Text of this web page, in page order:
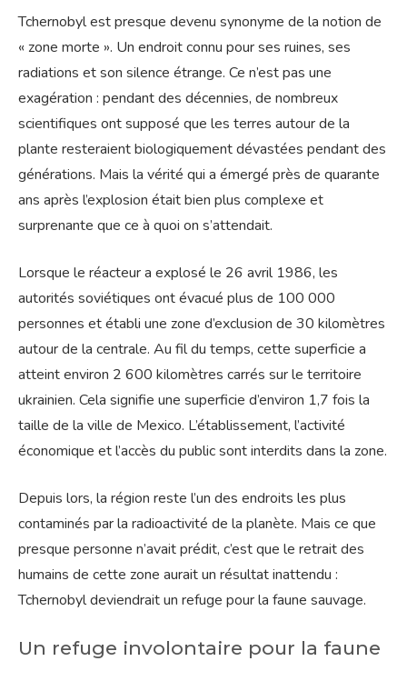
Tchernobyl est presque devenu synonyme de la notion de
« zone morte ». Un endroit connu pour ses ruines, ses
radiations et son silence étrange. Ce n’est pas une
exagération : pendant des décennies, de nombreux
scientifiques ont supposé que les terres autour de la
plante resteraient biologiquement dévastées pendant des
générations. Mais la vérité qui a émergé près de quarante
ans après l’explosion était bien plus complexe et
surprenante que ce à quoi on s’attendait.
Lorsque le réacteur a explosé le 26 avril 1986, les
autorités soviétiques ont évacué plus de 100 000
personnes et établi une zone d’exclusion de 30 kilomètres
autour de la centrale. Au fil du temps, cette superficie a
atteint environ 2 600 kilomètres carrés sur le territoire
ukrainien. Cela signifie une superficie d’environ 1,7 fois la
taille de la ville de Mexico. L’établissement, l’activité
économique et l’accès du public sont interdits dans la zone.
Depuis lors, la région reste l’un des endroits les plus
contaminés par la radioactivité de la planète. Mais ce que
presque personne n’avait prédit, c’est que le retrait des
humains de cette zone aurait un résultat inattendu :
Tchernobyl deviendrait un refuge pour la faune sauvage.
Un refuge involontaire pour la faune